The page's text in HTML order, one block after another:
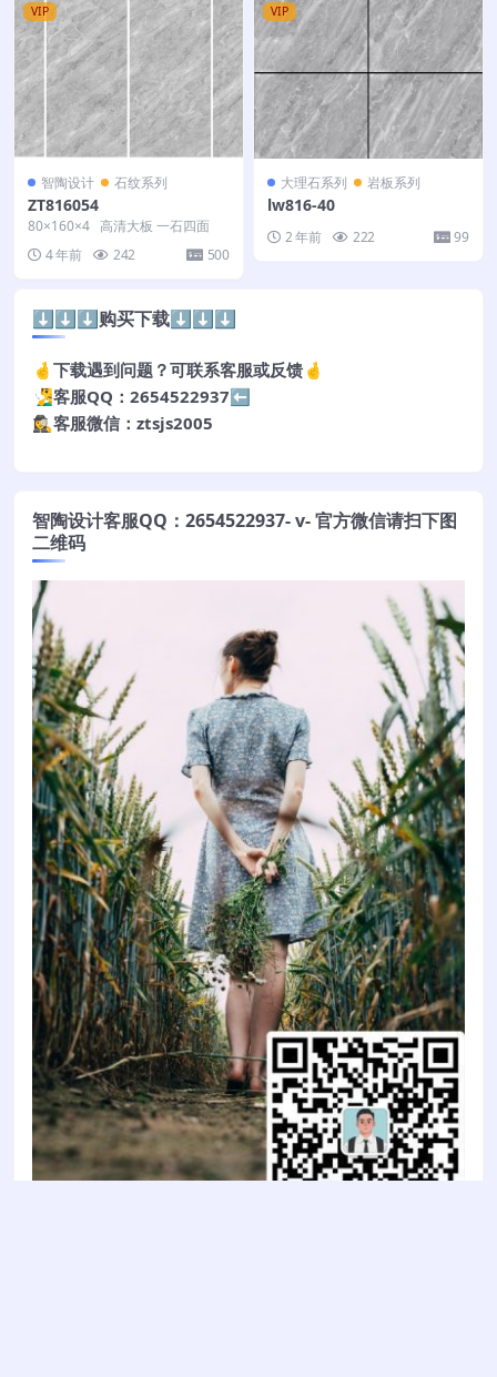
VIP
智陶设计 石纹系列
ZT816054
80×160×4 高清大板 一石四面
4 年前
242 500
VIP
大理石系列 岩板系列
lw816-40
2 年前 222 99
⬇️⬇️⬇️购买下载⬇️⬇️⬇️
🤞下载遇到问题？可联系客服或反馈🤞
🧏‍♂️客服QQ：2654522937⬅️
🕵️‍♀️客服微信：ztsjs2005
智陶设计客服QQ：2654522937- v- 官方微信请扫下图
二维码